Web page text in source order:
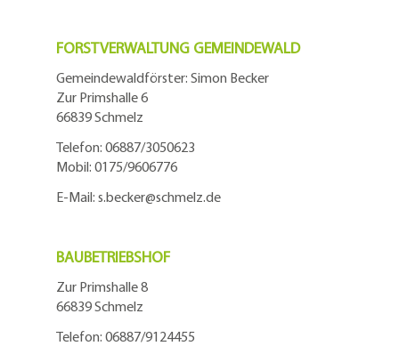
FORSTVERWALTUNG GEMEINDEWALD
Gemeindewaldförster: Simon Becker
Zur Primshalle 6
66839 Schmelz
Telefon: 06887/3050623
Mobil: 0175/9606776
E-Mail: s.becker@schmelz.de
BAUBETRIEBSHOF
Zur Primshalle 8
66839 Schmelz
Telefon: 06887/9124455